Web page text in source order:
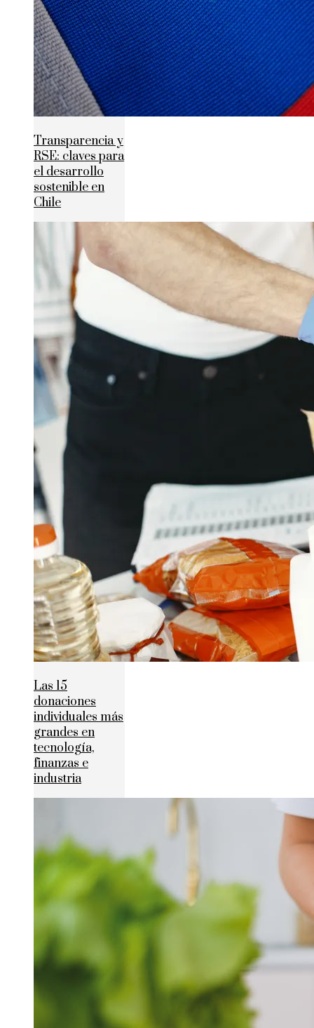
Transparencia y
RSE: claves para
el desarrollo
sostenible en
Chile
Las 15
donaciones
individuales más
grandes en
tecnología,
finanzas e
industria